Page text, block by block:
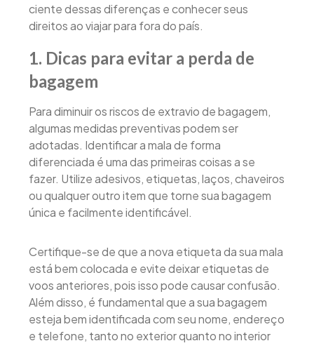
ciente dessas diferenças e conhecer seus
direitos ao viajar para fora do país.
1. Dicas para evitar a perda de
bagagem
Para diminuir os riscos de extravio de bagagem,
algumas medidas preventivas podem ser
adotadas. Identificar a mala de forma
diferenciada é uma das primeiras coisas a se
fazer. Utilize adesivos, etiquetas, laços, chaveiros
ou qualquer outro item que torne sua bagagem
única e facilmente identificável.
Certifique-se de que a nova etiqueta da sua mala
está bem colocada e evite deixar etiquetas de
voos anteriores, pois isso pode causar confusão.
Além disso, é fundamental que a sua bagagem
esteja bem identificada com seu nome, endereço
e telefone, tanto no exterior quanto no interior